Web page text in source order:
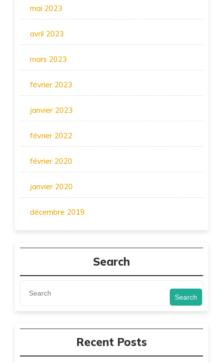
mai 2023
avril 2023
mars 2023
février 2023
janvier 2023
février 2022
février 2020
janvier 2020
décembre 2019
Search
Search
Recent Posts